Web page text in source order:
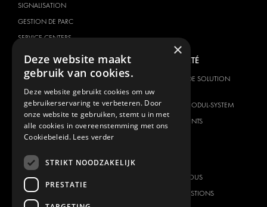
SIGNALISATION
GESTION DE PARC
SERVICE CENTERS
MARQUE DU VÉHICULE
CITROËN
DACIA
FORD
IVECO
MAXUS
NOTRE SOCIÉTÉ
FOURNISSEUR DE SOLUTION
À PROPOS DE MODUL-SYSTEM
TÉLÉCHARGEMENTS
CONTACTEZ-NOUS
FOIRE AUX QUESTIONS
×
Deze website maakt
gebruik van cookies.
Deze website gebruikt cookies om uw
gebruikerservaring te verbeteren. Door
onze website te gebruiken, stemt u in met
alle cookies in overeenstemming met ons
Cookiebeleid. Lees verder
STRIKT NOODZAKELIJK
PRESTATIE